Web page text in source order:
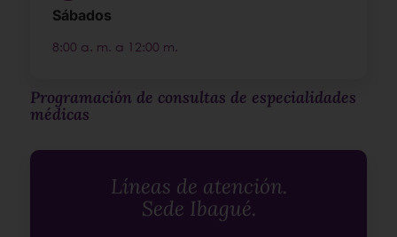
Sábados
8:00 a. m. a 12:00 m.
Programación de consultas de especialidades
médicas
Líneas de atención.
Sede Ibagué.